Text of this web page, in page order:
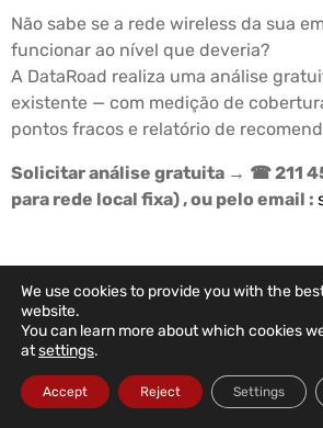
Não sabe se a rede wireless da sua
funcionar ao nível que deveria?
A DataRoad realiza uma análise
existente — com medição de
pontos fracos e relatório de
Solicitar análise gratuita → ☎ 211
para rede local fixa) , ou pelo email :
DATAROAD SUPPORT
Your
In The Right
We use cookies to provide you with the
website.
You can learn more about which cookies
atsettings.
Accept Reject Settings